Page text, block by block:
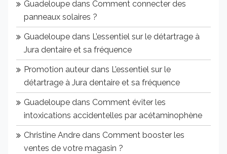
Guadeloupe dans Comment connecter des
panneaux solaires ?
Guadeloupe dans L’essentiel sur le détartrage à
Jura dentaire et sa fréquence
Promotion auteur dans L’essentiel sur le
détartrage à Jura dentaire et sa fréquence
Guadeloupe dans Comment éviter les
intoxications accidentelles par acétaminophène
Christine Andre dans Comment booster les
ventes de votre magasin ?